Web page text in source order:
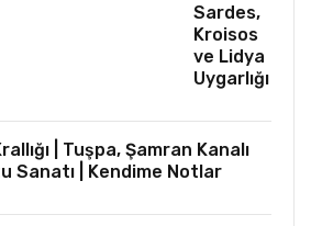
Sardes,
Kroisos
ve Lidya
Uygarlığı
| Tuşpa, Şamran Kanalı
Sanatı | Kendime Notlar